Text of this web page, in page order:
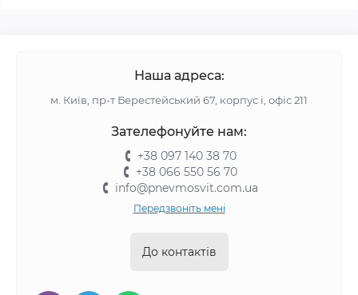
Наша адреса:
м. Київ, пр-т Берестейський 67, корпус і, офіс 211
Зателефонуйте нам:
+38 097 140 38 70
+38 066 550 56 70
info@pnevmosvit.com.ua
Передзвоніть мені
До контактів